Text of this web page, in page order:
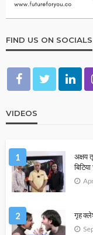
FIND US ON SOCIALS
VIDEOS
1
अक्षय
2 गृह